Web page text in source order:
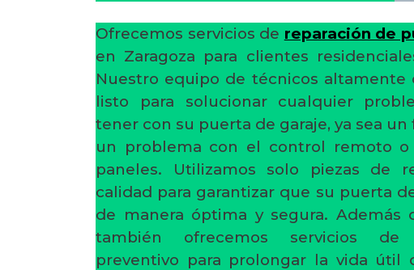
Ofrecemos servicios de reparación de
en Zaragoza para clientes
Nuestro equipo de técnicos altamente
listo para solucionar cualquier
tener con su puerta de garaje, ya sea
un problema con el control remoto
paneles. Utilizamos solo piezas de
calidad para garantizar que su puerta
de manera óptima y segura. Además
también ofrecemos servicios de
preventivo para prolongar la vida útil